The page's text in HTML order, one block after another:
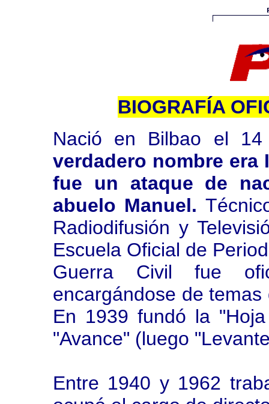
BIOGRAFÍA
Nació en Bilbao el
verdadero nombre
fue un ataque de
abuelo Manuel.
Radiodifusión y
Escuela Oficial de
Guerra Civil fue
encargándose de
En 1939 fundó la
"Avance" (luego
Entre 1940 y 1962